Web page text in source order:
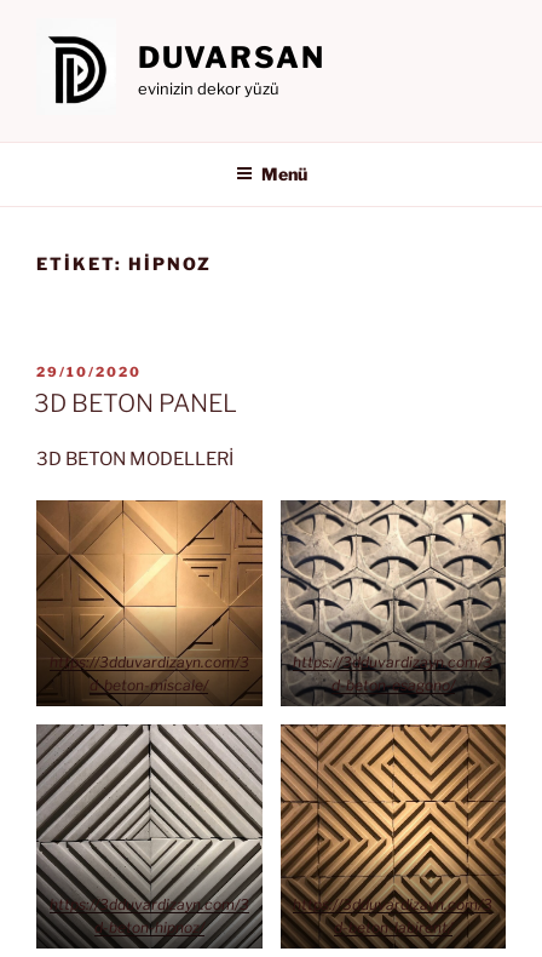
DUVARSAN
evinizin dekor yüzü
Menü
ETIKET: HİPNOZ
YAYIM
TARIHI
29/10/2020
3D BETON PANEL
3D BETON MODELLERİ
https://3dduvardizayn.com/3
d-beton-miscale/
https://3dduvardizayn.com/3
d-beton-esagono/
https://3dduvardizayn.com/3
d-beton-hipnoz/
https://3dduvardizayn.com/3
d-beton-labirent/